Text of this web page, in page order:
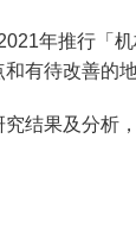
年推行「
有待改善的地
结果及分析